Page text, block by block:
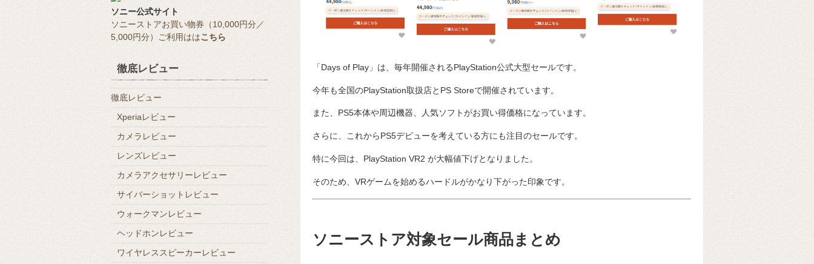
「Days of Play」は、毎年開催されるPlayStation公式大型セールです。
今年も全国のPlayStation取扱店とPS Storeで開催されています。
また、PS5本体や周辺機器、人気ソフトがお買い得価格になっています。
さらに、これからPS5デビューを考えている方にも注目のセールです。
特に今回は、PlayStation VR2 が大幅値下げとなりました。
そのため、VRゲームを始めるハードルがかなり下がった印象です。
ソニーストア対象セール商品まとめ
ソニー公式サイト
ソニーストアお買い物券（10,000円分／
5,000円分）ご利用ははこちら
徹底レビュー
徹底レビュー
Xperiaレビュー
カメラレビュー
レンズレビュー
カメラアクセサリーレビュー
サイバーショットレビュー
ウォークマンレビュー
ヘッドホンレビュー
ワイヤレススピーカーレビュー